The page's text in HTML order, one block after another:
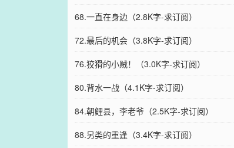
68.一直在身边（2.8K字-求订阅）
72.最后的机会（3.8K字-求订阅）
76.狡猾的小贼！（3.0K字-求订阅）
80.背水一战（4.1K字-求订阅）
84.朝鲤县，李老爷（2.5K字-求订阅）
88.另类的重逢（3.4K字-求订阅）